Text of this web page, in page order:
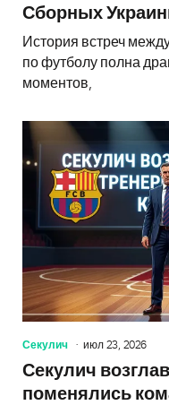
Сборных
История встреч
по футболу полна
моментов,
Секулич июл 23, 2026
Секулич
поменялись